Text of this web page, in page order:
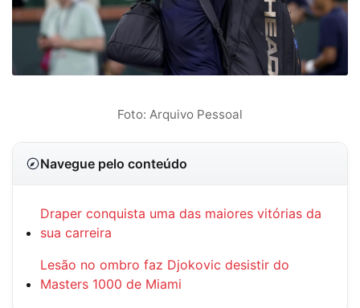
Foto: Arquivo Pessoal
Navegue pelo conteúdo
Draper conquista uma das maiores vitórias da
sua carreira
Lesão no ombro faz Djokovic desistir do
Masters 1000 de Miami